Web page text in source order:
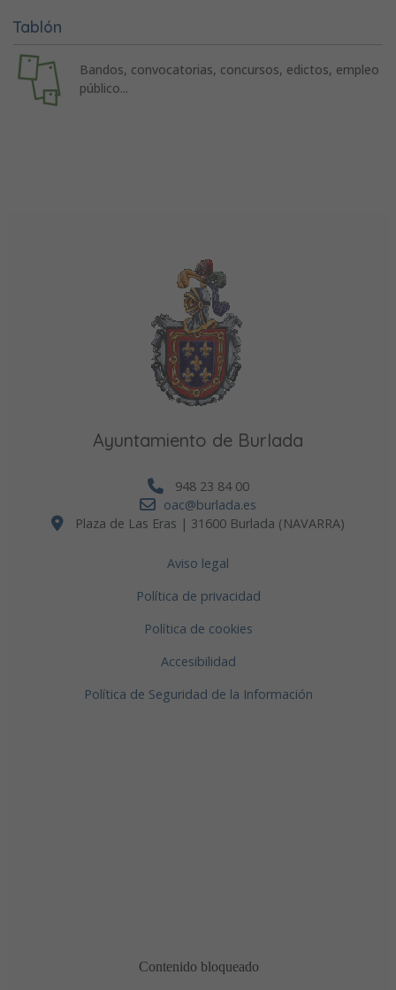
Tablón
Bandos, convocatorias, concursos, edictos, empleo
público...
Ayuntamiento de Burlada
948 23 84 00
oac@burlada.es
Plaza de Las Eras | 31600 Burlada (NAVARRA)
Aviso legal
Política de privacidad
Política de cookies
Accesibilidad
Política de Seguridad de la Información